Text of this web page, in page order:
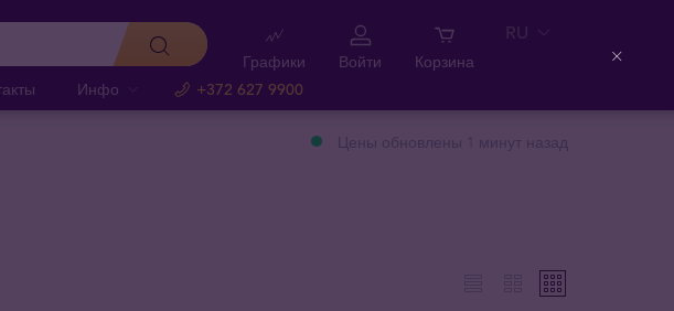
Инфо +372 627 9900
Графики Войти Корзина
RU
Close